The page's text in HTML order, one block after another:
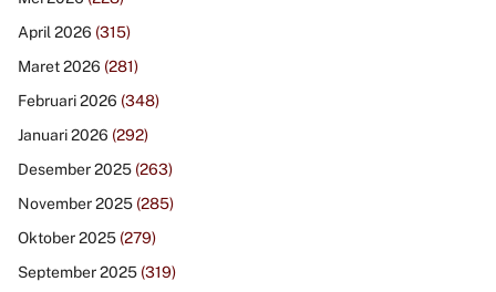
April 2026 (315)
Maret 2026 (281)
Februari 2026 (348)
Januari 2026 (292)
Desember 2025 (263)
November 2025 (285)
Oktober 2025 (279)
September 2025 (319)